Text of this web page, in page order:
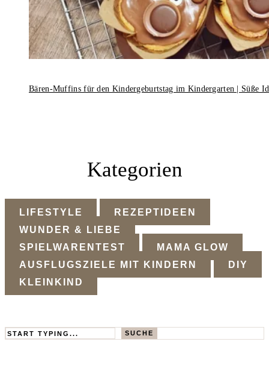
Bären-Muffins für den Kindergeburtstag im Kindergarten | Süße
Kategorien
LIFESTYLE
REZEPTIDEEN
WUNDER & LIEBE
SPIELWARENTEST
MAMA GLOW
AUSFLUGSZIELE MIT KINDERN
DIY
KLEINKIND
Search SUCHE